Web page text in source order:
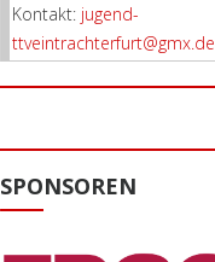
Kontakt: jugend-
ttveintrachterfurt@gmx.de
SPONSOREN